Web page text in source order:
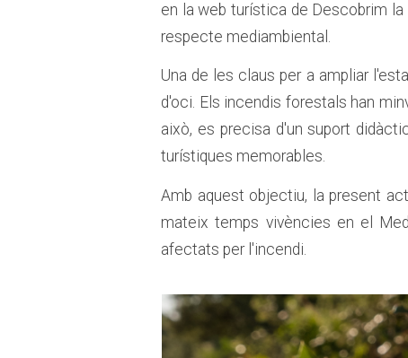
en la web turística de Descobrim
respecte mediambiental.
Una de les claus per a ampliar
d'oci. Els incendis forestals han
això, es precisa d'un suport
turístiques memorables.
Amb aquest objectiu, la present
mateix temps vivències en el
afectats per l'incendi.